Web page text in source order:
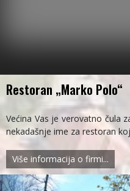
Restoran „Marko Polo“
Većina Vas je verovatno čula
nekadašnje ime za restoran
Više informacija o firmi...